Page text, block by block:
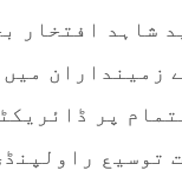
شاہد افتخار
زمینداران
پر
توسیع